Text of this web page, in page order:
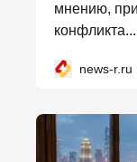
мнению,
конфликта...
news-r.ru